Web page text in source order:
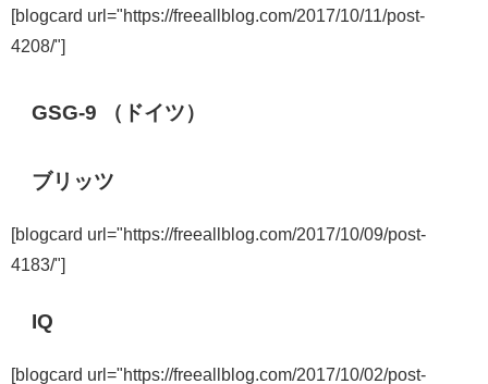
[blogcard url="https://freeallblog.com/2017/10/11/post-
4208/"]
GSG-9 （ドイツ）
ブリッツ
[blogcard url="https://freeallblog.com/2017/10/09/post-
4183/"]
IQ
[blogcard url="https://freeallblog.com/2017/10/02/post-